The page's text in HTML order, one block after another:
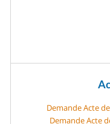
Demande Acte
Demande Acte